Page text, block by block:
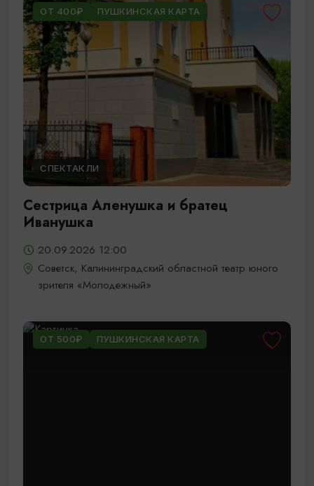
ОТ 400₽ ПУШКИНСКАЯ КАРТА
СПЕКТАКЛИ
Сестрица Аленушка и братец
Иванушка
20.09.2026 12:00
Советск, Калининградский областной театр юного
зрителя «Молодежный»
ОТ 500₽ ПУШКИНСКАЯ КАРТА